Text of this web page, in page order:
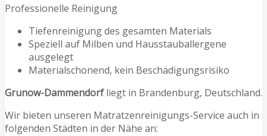
Professionelle Reinigung
Tiefenreinigung des gesamten Materials
Speziell auf Milben und Hausstauballergene
ausgelegt
Materialschonend, kein Beschädigungsrisiko
Grunow-Dammendorfliegt in Brandenburg, Deutschland.
Wir bieten unseren Matratzenreinigungs-Service auch in
folgenden Städten in der Nähe an: